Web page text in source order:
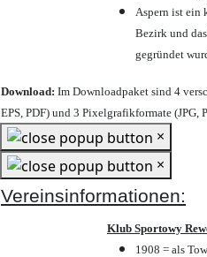
Aspern ist ein
Bezirk und
gegründet
Download: Im Downloadpaket sind 4
EPS, PDF) und 3 Pixelgrafikformate (JPG,
×
×
Vereinsinformationen:
Klub Sportowy
1908 = als